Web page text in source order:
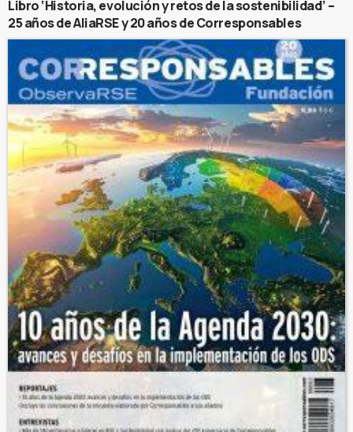
Libro ‘Historia, evolución y retos de la sostenibilidad’ –
25 años de AliaRSE y 20 años de Corresponsables